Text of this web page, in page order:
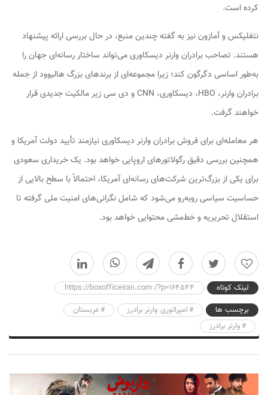
کرده است.
نتفلیکس و آمازون نیز به گفته چندین منبع، در حال بررسی ارائه پیشنهاد
هستند. تصاحب برادران وارنر دیسکاوری می‌تواند ساختار رسانه‌ای جهان را
به‌طور اساسی دگرگون کند؛ زیرا مجموعه‌ای از برندهای بزرگ هالیوود از جمله
برادران وارنر، HBO، دیسکاوری، CNN و دی سی زیر مالکیت جدیدی قرار
خواهند گرفت.
هر معامله‌ای برای فروش برادران وارنر دیسکاوری نیازمند تأیید دولت آمریکا و
همچنین بررسی دقیق رگولاتورهای اروپایی خواهد بود. یک خریداری سعودی
برای یکی از بزرگ‌ترین شرکت‌های رسانه‌ای آمریکا، احتمالاً با سطح بالایی از
حساسیت سیاسی روبه‌رو می‌شود که شامل نگرانی‌های امنیت ملی گرفته تا
استقلال تحریریه و خط‌مشی محتوایی خواهد بود.
0
لینک کوتاه
https://boxofficeiran.com /?p=164544
برچسب ها
امپراتوری وارنر برادرز
عربستان
وارنر برادرز